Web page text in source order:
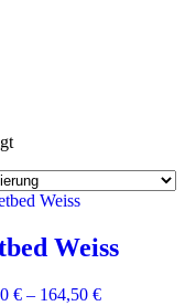
Weiss
€– 164,50 €